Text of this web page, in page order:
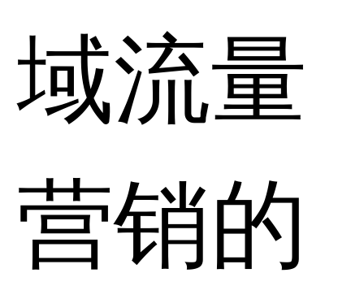
域流量
营销的